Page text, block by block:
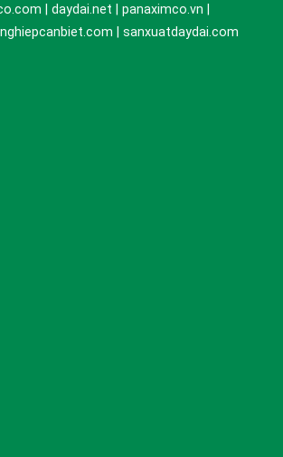
| daydai.net | panaximco.vn |
| sanxuatdaydai.com